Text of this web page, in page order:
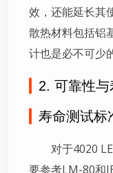
效，还能延长其
散热材料包括铝
计也是必不可少的
2. 可靠性
寿命测试标
对于4020
要参考LM-80和